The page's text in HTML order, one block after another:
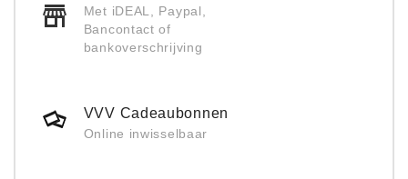
Met iDEAL, Paypal,
Bancontact of
bankoverschrijving
VVV Cadeaubonnen
Online inwisselbaar